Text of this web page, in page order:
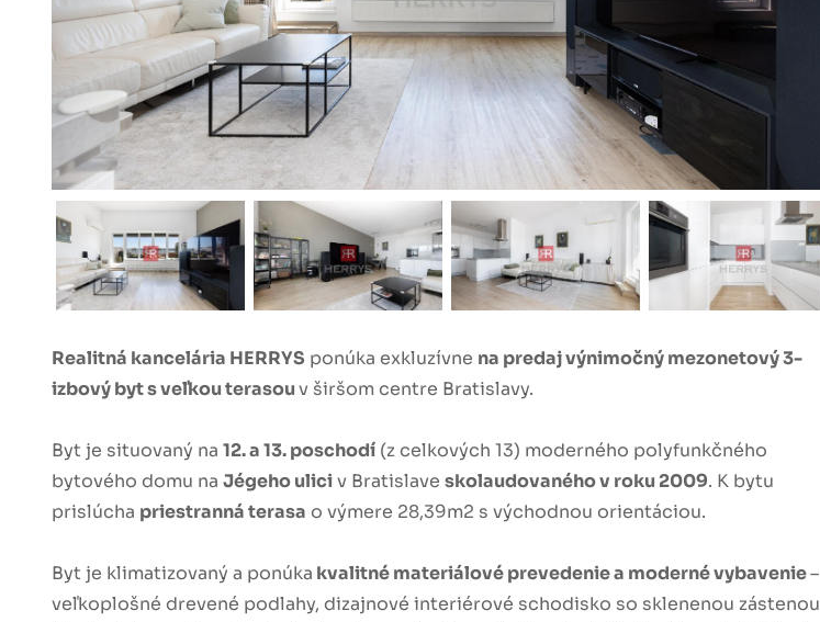
Realitná kancelária HERRYS ponúka exkluzívne na predaj výnimočný mezonetový 3-
izbový byt s veľkou terasouv širšom centre Bratislavy.
Byt je situovaný na 12. a 13. poschodí (z celkových 13) moderného polyfunkčného
bytového domu na Jégeho uliciv Bratislave skolaudovaného v roku 2009. K bytu
prislúcha priestranná terasa o výmere 28,39m2 s východnou orientáciou.
Byt je klimatizovaný a ponúka kvalitné materiálové prevedenie a moderné vybavenie–
veľkoplošné drevené podlahy, dizajnové interiérové schodisko so sklenenou zástenou